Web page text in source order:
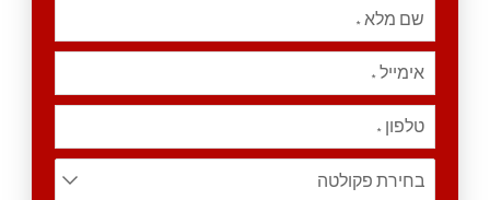
שם מלא*
אימייל*
טלפון *